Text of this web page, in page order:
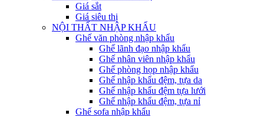
Giá sắt
Giá siêu thị
NỘI THẤT NHẬP KHẨU
Ghế văn phòng nhập khẩu
Ghế lãnh đạo nhập khẩu
Ghế nhân viên nhập khẩu
Ghế phòng họp nhập khẩu
Ghế nhập khẩu đệm, tựa da
Ghế nhập khẩu đệm tựa lưới
Ghế nhập khẩu đệm, tựa nỉ
Ghế sofa nhập khẩu